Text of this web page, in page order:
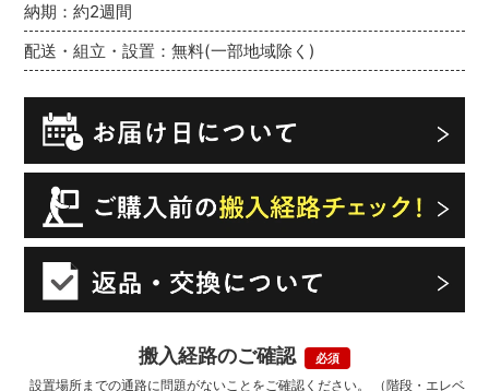
納期：約2週間
配送・組立・設置：無料(一部地域除く)
搬入経路のご確認
設置場所までの通路に問題がないことをご確認ください。 （階段・エレベ